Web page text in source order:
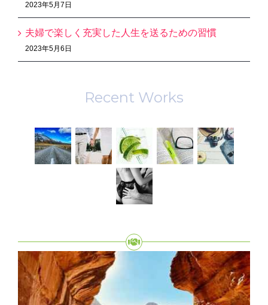
2023年5月7日
夫婦で楽しく充実した人生を送るための習慣
2023年5月6日
Recent Works